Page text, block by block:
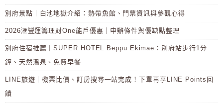
別府景點｜白池地獄介紹：熱帶魚館、門票資訊與參觀心得
2026滙豐運籌理財One能戶優惠｜申辦條件與優缺點整理
別府住宿推薦｜SUPER HOTEL Beppu Ekimae：別府站步行1分
鐘、天然溫泉、免費早餐
LINE旅遊｜機票比價、訂房搜尋一站完成！下單再享LINE Points回
饋